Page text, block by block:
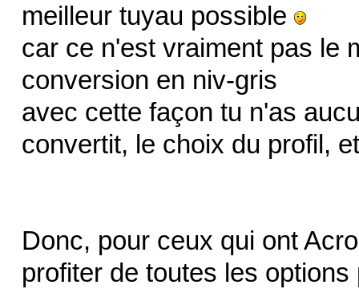
meilleur tuyau possible
car ce n'est vraiment pas le
conversion en niv-gris
avec cette façon tu n'as
convertit, le choix du profil,
Donc, pour ceux qui ont
profiter de toutes les